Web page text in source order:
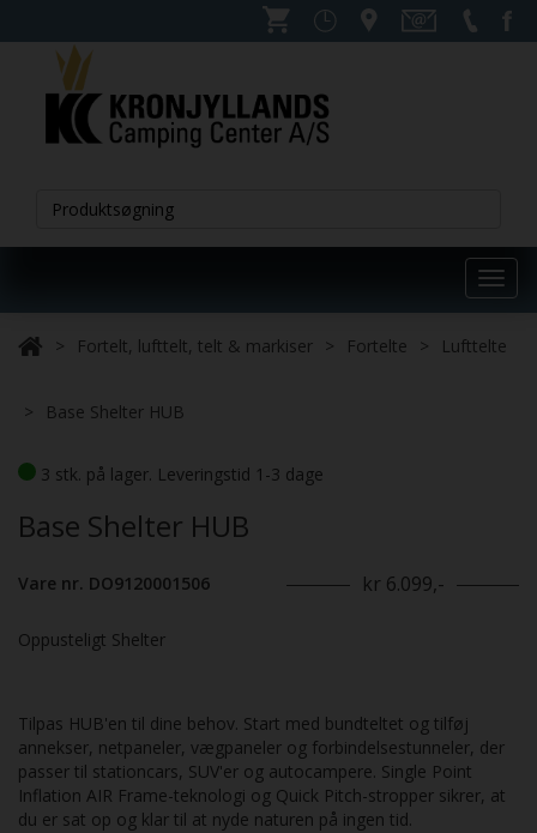
Fortelt, lufttelt, telt & markiser Fortelte Lufttelte
Base Shelter HUB
3 stk. på lager. Leveringstid 1-3 dage
Base Shelter HUB
Vare nr. DO9120001506 kr 6.099,-
Oppusteligt Shelter
Tilpas HUB'en til dine behov. Start med bundteltet og tilføj
annekser, netpaneler, vægpaneler og forbindelsestunneler, der
passer til stationcars, SUV'er og autocampere. Single Point
Inflation AIR Frame-teknologi og Quick Pitch-stropper sikrer, at
du er sat op og klar til at nyde naturen på ingen tid.